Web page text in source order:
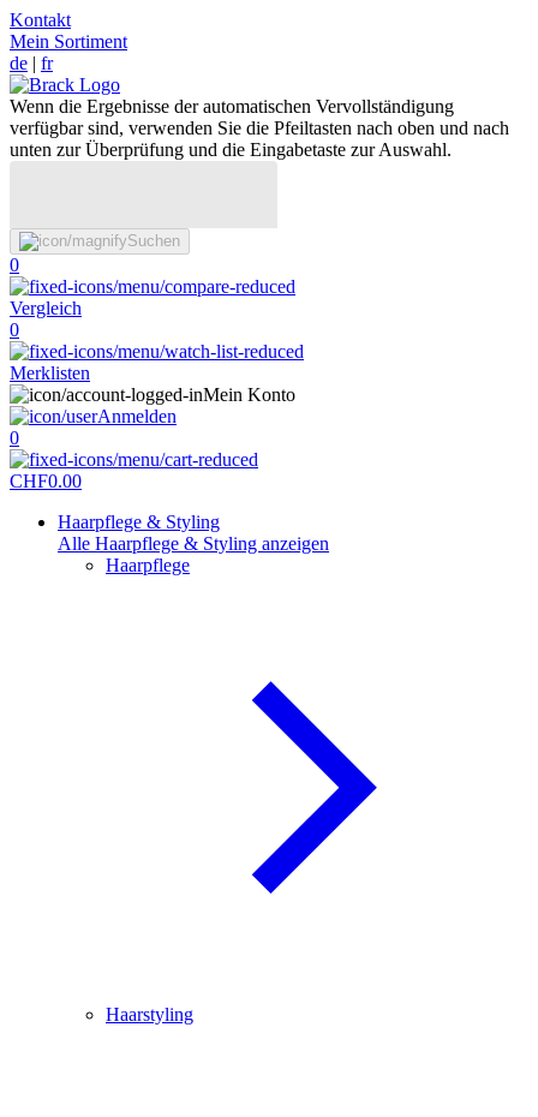
Kontakt
Mein Sortiment
de | fr
Wenn die Ergebnisse der automatischen Vervollständigung
verfügbar sind, verwenden Sie die Pfeiltasten nach oben und nach
unten zur Überprüfung und die Eingabetaste zur Auswahl.
Suchen
0
Vergleich
0
Merklisten
Mein Konto
Anmelden
0
CHF0.00
Haarpflege & Styling
Alle Haarpflege & Styling anzeigen
Haarpflege
Haarstyling